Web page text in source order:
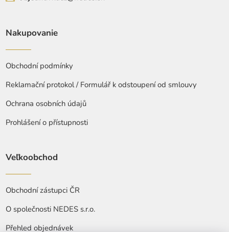
Nakupovanie
Obchodní podmínky
Reklamační protokol / Formulář k odstoupení od smlouvy
Ochrana osobních údajů
Prohlášení o přístupnosti
Veľkoobchod
Obchodní zástupci ČR
O společnosti NEDES s.r.o.
Přehled objednávek